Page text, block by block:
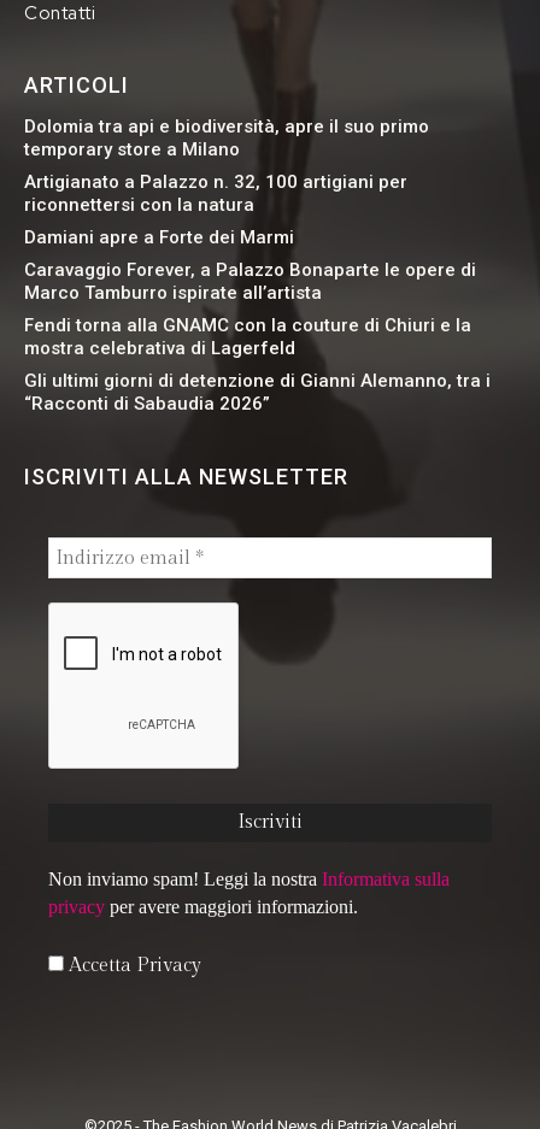
Contatti
ARTICOLI
Dolomia tra api e biodiversità, apre il suo primo
temporary store a Milano
Artigianato a Palazzo n. 32, 100 artigiani per
riconnettersi con la natura
Damiani apre a Forte dei Marmi
Caravaggio Forever, a Palazzo Bonaparte le opere di
Marco Tamburro ispirate all’artista
Fendi torna alla GNAMC con la couture di Chiuri e la
mostra celebrativa di Lagerfeld
Gli ultimi giorni di detenzione di Gianni Alemanno, tra i
“Racconti di Sabaudia 2026”
ISCRIVITI ALLA NEWSLETTER
Non inviamo spam! Leggi la nostra Informativa sulla
privacy per avere maggiori informazioni.
Accetta Privacy